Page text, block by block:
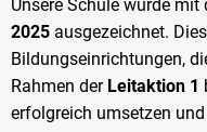
Unsere Schule wurde mit
2025 ausgezeichnet.
Bildungseinrichtungen,
Rahmen der Leitaktion 1
erfolgreich umsetzen